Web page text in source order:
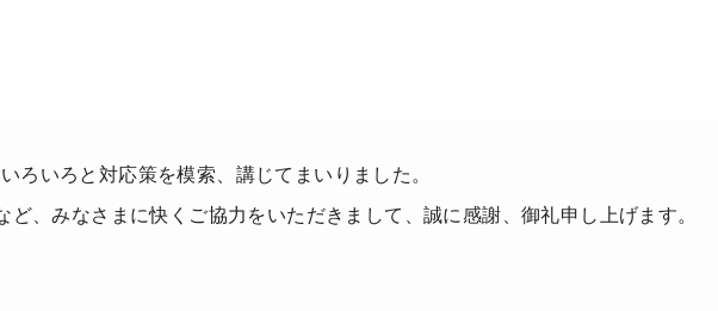
ろいろと対応策を模索、講じてまいりました。
、みなさまに快くご協力をいただきまして、誠に感謝、御礼申し上げます。